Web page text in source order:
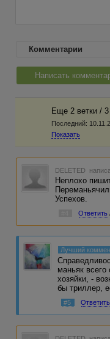
Комментарии
Написать
Еще 2 ветки /
Последний:
Показать
DELETED
Неплохо
Успехов.
Ответить
Лучший
маньяк
хозяйки, -
бы триллер,
#5 Ответить